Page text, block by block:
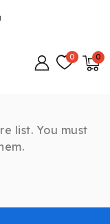
list. You must